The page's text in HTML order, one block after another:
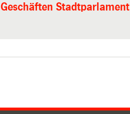
Geschäften Stadtparlament